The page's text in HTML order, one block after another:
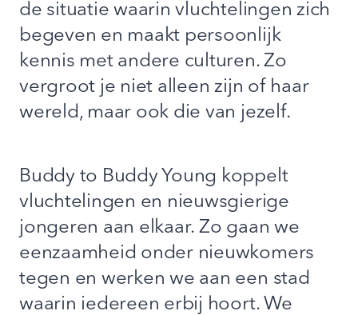
de situatie waarin vluchtelingen zich
begeven en maakt persoonlijk
kennis met andere culturen. Zo
vergroot je niet alleen zijn of haar
wereld, maar ook die van jezelf.
Buddy to Buddy Young koppelt
vluchtelingen en nieuwsgierige
jongeren aan elkaar. Zo gaan we
eenzaamheid onder nieuwkomers
tegen en werken we aan een stad
waarin iedereen erbij hoort. We